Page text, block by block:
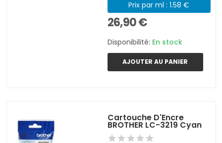
Prix par ml : 1.58 €
26,90 €
Disponibilité: En stock
AJOUTER AU PANIER
Cartouche D'Encre
BROTHER LC-3219 Cyan